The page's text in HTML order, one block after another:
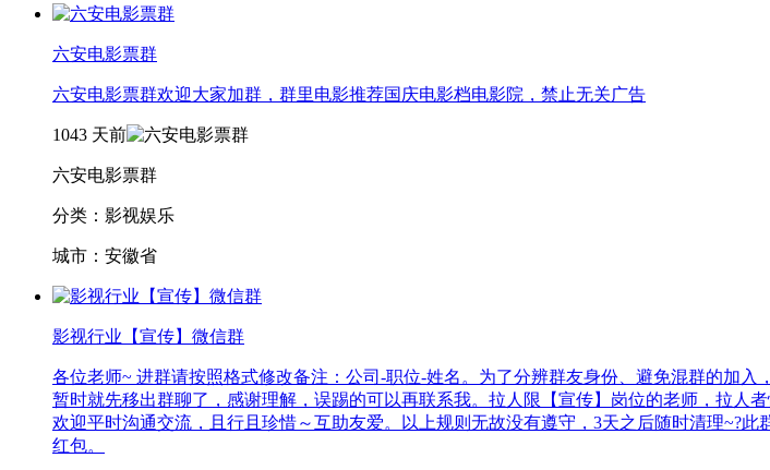
六安电影票群
六安电影票群欢迎大家加群，群里电影推荐国庆电影档电影院，禁止无关广告
1043 天前
六安电影票群
分类：影视娱乐
城市：安徽省
影视行业【宣传】微信群
各位老师~ 进群请按照格式修改备注：公司-职位-姓名。为了分辨群友身份、避免混群的加
暂时就先移出群聊了，感谢理解，误踢的可以再联系我。拉人限【宣传】岗位的老师，拉人
欢迎平时沟通交流，且行且珍惜～互助友爱。以上规则无故没有遵守，3天之后随时清理~?
红包。